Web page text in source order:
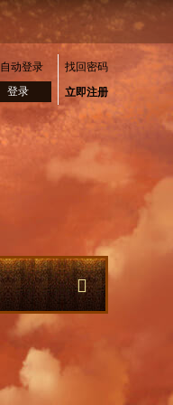
自动登录
找回密码
登录 立即注册